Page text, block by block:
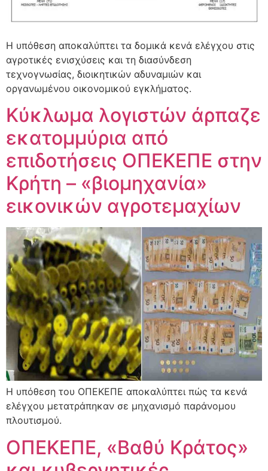
Η υπόθεση αποκαλύπτει τα δομικά κενά ελέγχου στις
αγροτικές ενισχύσεις και τη διασύνδεση
τεχνογνωσίας, διοικητικών αδυναμιών και
οργανωμένου οικονομικού εγκλήματος.
Κύκλωμα λογιστών άρπαζε
εκατομμύρια από
επιδοτήσεις ΟΠΕΚΕΠΕ στην
Κρήτη – «βιομηχανία»
εικονικών αγροτεμαχίων
Η υπόθεση του ΟΠΕΚΕΠΕ αποκαλύπτει πώς τα κενά
ελέγχου μετατράπηκαν σε μηχανισμό παράνομου
πλουτισμού.
ΟΠΕΚΕΠΕ, «Βαθύ Κράτος»